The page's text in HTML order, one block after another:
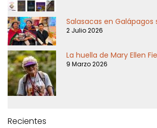
2 Julio 2026
9 Marzo 2026
Recientes